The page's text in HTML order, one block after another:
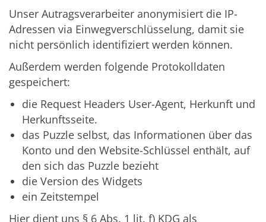
Unser Autragsverarbeiter anonymisiert die IP-
Adressen via Einwegverschlüsselung, damit sie
nicht persönlich identifiziert werden können.
Außerdem werden folgende Protokolldaten
gespeichert:
die Request Headers User-Agent, Herkunft und
Herkunftsseite.
das Puzzle selbst, das Informationen über das
Konto und den Website-Schlüssel enthält, auf
den sich das Puzzle bezieht
die Version des Widgets
ein Zeitstempel
Hier dient uns § 6 Abs. 1 lit. f) KDG als